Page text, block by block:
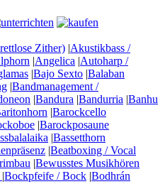
Zither) |Akustikbass /
|Angelica |Autoharp /
|Bajo Sexto |Balaban
|Bandmanagement /
|Bandura |Bandurria |Banhu
|Barockcello
|Barockposaune
|Bassetthorn
|Beatboxing / Vocal
|Bewusstes Musikhören
|Bockpfeife / Bock |Bodhrán